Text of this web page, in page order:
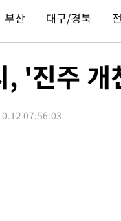
동·의성 관할 4개 면 특별재
초과 시 낮은 계급 임용…
54조 투자…"AI 메모리 수요
여다보니…한국 축구 '5승 2무'
내린 798.81마감
1416.1원 마감
보' 신용해 前교정본부장 기
부산 대구/경북
'진주 개
07:56:03